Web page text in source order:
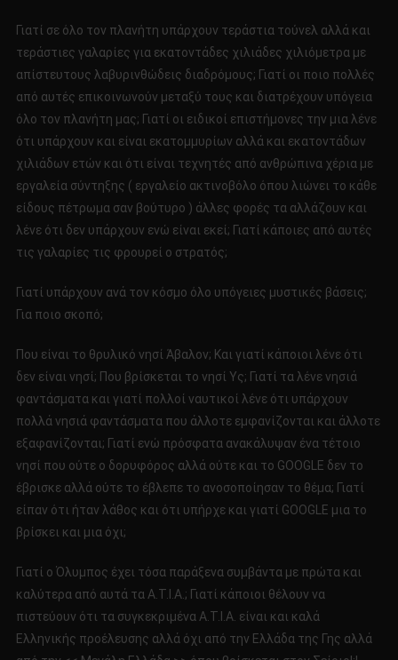
Γιατί σε όλο τον πλανήτη υπάρχουν τεράστια τούνελ αλλά και
τεράστιες γαλαρίες για εκατοντάδες χιλιάδες χιλιόμετρα με
απίστευτους λαβυρινθώδεις διαδρόμους; Γιατί οι ποιο πολλές
από αυτές επικοινωνούν μεταξύ τους και διατρέχουν υπόγεια
όλο τον πλανήτη μας; Γιατί οι ειδικοί επιστήμονες την μια λένε
ότι υπάρχουν και είναι εκατομμυρίων αλλά και εκατοντάδων
χιλιάδων ετών και ότι είναι τεχνητές από ανθρώπινα χέρια με
εργαλεία σύντηξης ( εργαλείο ακτινοβόλο όπου λιώνει το κάθε
είδους πέτρωμα σαν βούτυρο ) άλλες φορές τα αλλάζουν και
λένε ότι δεν υπάρχουν ενώ είναι εκεί; Γιατί κάποιες από αυτές
τις γαλαρίες τις φρουρεί ο στρατός;
Γιατί υπάρχουν ανά τον κόσμο όλο υπόγειες μυστικές βάσεις;
Για ποιο σκοπό;
Που είναι το θρυλικό νησί Άβαλον; Και γιατί κάποιοι λένε ότι
δεν είναι νησί; Που βρίσκεται το νησί Υς; Γιατί τα λένε νησιά
φαντάσματα και γιατί πολλοί ναυτικοί λένε ότι υπάρχουν
πολλά νησιά φαντάσματα που άλλοτε εμφανίζονται και άλλοτε
εξαφανίζονται; Γιατί ενώ πρόσφατα ανακάλυψαν ένα τέτοιο
νησί που ούτε ο δορυφόρος αλλά ούτε και το GOOGLE δεν το
έβρισκε αλλά ούτε το έβλεπε το ανοσοποίησαν το θέμα; Γιατί
είπαν ότι ήταν λάθος και ότι υπήρχε και γιατί GOOGLE μια το
βρίσκει και μια όχι;
Γιατί ο Όλυμπος έχει τόσα παράξενα συμβάντα με πρώτα και
καλύτερα από αυτά τα Α.Τ.Ι.Α.; Γιατί κάποιοι θέλουν να
πιστεύουν ότι τα συγκεκριμένα Α.Τ.Ι.Α. είναι και καλά
Ελληνικής προέλευσης αλλά όχι από την Ελλάδα της Γης αλλά